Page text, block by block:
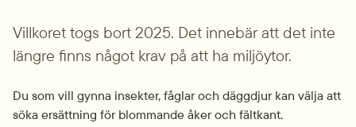
Villkoret togs bort 2025. Det innebär att det inte
längre finns något krav på att ha miljöytor.
Du som vill gynna insekter, fåglar och däggdjur kan välja att
söka ersättning för blommande åker och fältkant.